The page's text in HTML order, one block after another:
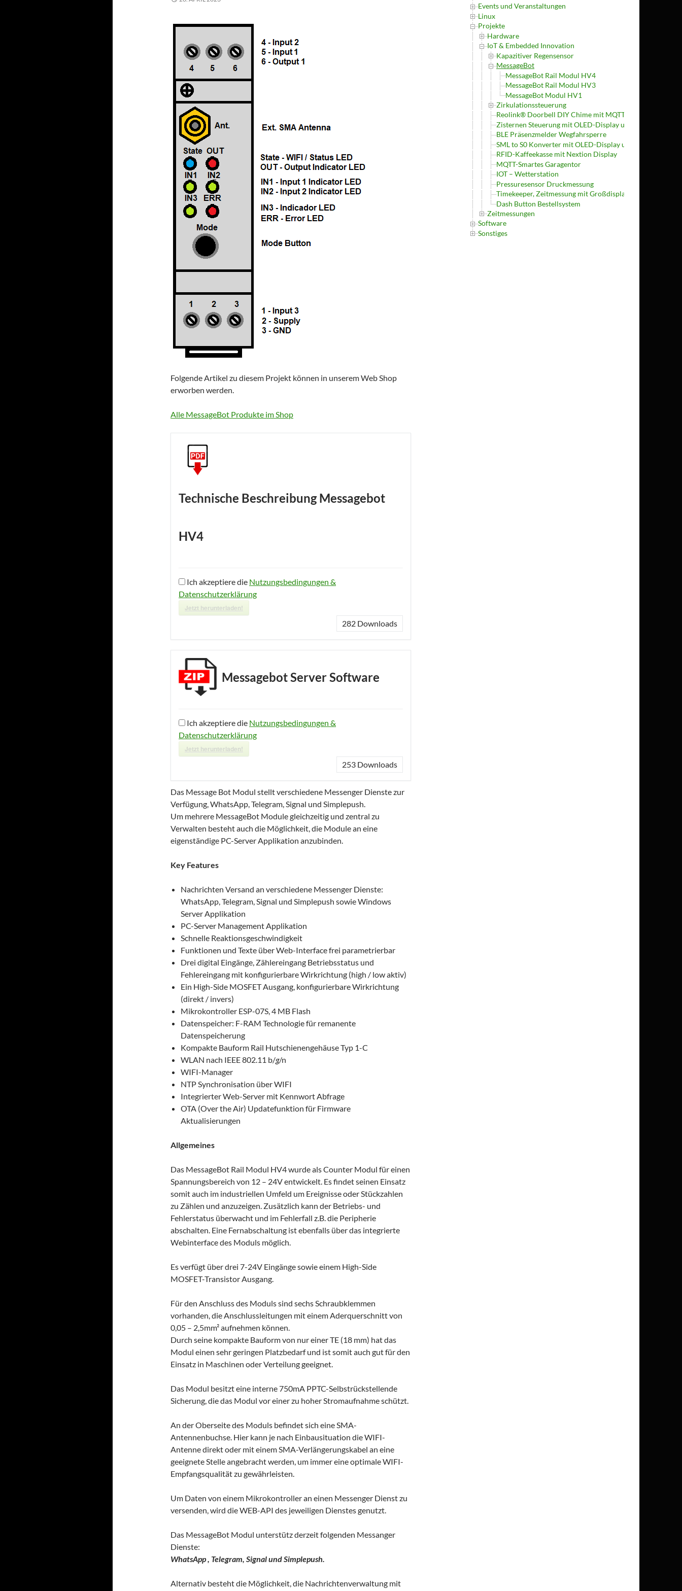
Folgende Artikel zu diesem Projekt können in unserem Web Shop
erworben werden.
Alle MessageBot Produkte im Shop
Technische Beschreibung Messagebot
HV4
Ich akzeptiere die Nutzungsbedingungen &
Datenschutzerklärung
Jetzt herunterladen!
282 Downloads
Messagebot Server Software
Ich akzeptiere die Nutzungsbedingungen &
Datenschutzerklärung
Jetzt herunterladen!
253 Downloads
Das Message Bot Modul stellt verschiedene Messenger Dienste zur
Verfügung, WhatsApp, Telegram, Signal und Simplepush.
Um mehrere MessageBot Module gleichzeitig und zentral zu
Verwalten besteht auch die Möglichkeit, die Module an eine
eigenständige PC-Server Applikation anzubinden.
Key Features
Nachrichten Versand an verschiedene Messenger Dienste:
WhatsApp, Telegram, Signal und Simplepush sowie Windows
Server Applikation
PC-Server Management Applikation
Schnelle Reaktionsgeschwindigkeit
Funktionen und Texte über Web-Interface frei parametrierbar
Drei digital Eingänge, Zählereingang Betriebsstatus und
Fehlereingang mit konfigurierbare Wirkrichtung (high / low aktiv)
Ein High-Side MOSFET Ausgang, konfigurierbare Wirkrichtung
(direkt / invers)
Mikrokontroller ESP-07S, 4 MB Flash
Datenspeicher: F-RAM Technologie für remanente
Datenspeicherung
Kompakte Bauform Rail Hutschienengehäuse Typ 1-C
WLAN nach IEEE 802.11 b/g/n
WIFI-Manager
NTP Synchronisation über WIFI
Integrierter Web-Server mit Kennwort Abfrage
OTA (Over the Air) Updatefunktion für Firmware
Aktualisierungen
Allgemeines
Das MessageBot Rail Modul HV4 wurde als Counter Modul für einen
Spannungsbereich von 12 – 24V entwickelt. Es findet seinen Einsatz
somit auch im industriellen Umfeld um Ereignisse oder Stückzahlen
zu Zählen und anzuzeigen. Zusätzlich kann der Betriebs- und
Fehlerstatus überwacht und im Fehlerfall z.B. die Peripherie
abschalten. Eine Fernabschaltung ist ebenfalls über das integrierte
Webinterface des Moduls möglich.
Es verfügt über drei 7-24V Eingänge sowie einem High-Side
MOSFET-Transistor Ausgang.
Für den Anschluss des Moduls sind sechs Schraubklemmen
vorhanden, die Anschlussleitungen mit einem Aderquerschnitt von
0,05 – 2,5mm² aufnehmen können.
Durch seine kompakte Bauform von nur einer TE (18 mm) hat das
Modul einen sehr geringen Platzbedarf und ist somit auch gut für den
Einsatz in Maschinen oder Verteilung geeignet.
Das Modul besitzt eine interne 750mA PPTC-Selbstrückstellende
Sicherung, die das Modul vor einer zu hoher Stromaufnahme schützt.
An der Oberseite des Moduls befindet sich eine SMA-
Antennenbuchse. Hier kann je nach Einbausituation die WIFI-
Antenne direkt oder mit einem SMA-Verlängerungskabel an eine
geeignete Stelle angebracht werden, um immer eine optimale WIFI-
Empfangsqualität zu gewährleisten.
Um Daten von einem Mikrokontroller an einen Messenger Dienst zu
versenden, wird die WEB-API des jeweiligen Dienstes genutzt.
Das MessageBot Modul unterstütz derzeit folgenden Messanger
Dienste:
WhatsApp , Telegram, Signal und Simplepush.
Alternativ besteht die Möglichkeit, die Nachrichtenverwaltung mit
Events und Veranstaltungen
Linux
Projekte
Hardware
IoT & Embedded Innovation
Kapazitiver Regensensor
MessageBot
MessageBot Rail Modul HV4
MessageBot Rail Modul HV3
MessageBot Modul HV1
Zirkulationssteuerung
Reolink® Doorbell DIY Chime mit MQTT
Zisternen Steuerung mit OLED-Display und MQTT
BLE Präsenzmelder Wegfahrsperre
SML to S0 Konverter mit OLED-Display und MQTT
RFID-Kaffeekasse mit Nextion Display
MQTT-Smartes Garagentor
IOT – Wetterstation
Pressuresensor Druckmessung
Timekeeper, Zeitmessung mit Großdisplay und App
Dash Button Bestellsystem
Zeitmessungen
Software
Sonstiges